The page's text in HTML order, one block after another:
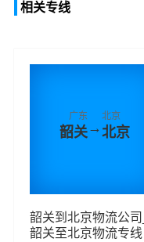
相关专线
广东
韶关→
北京
北京
韶关到北京物流公司_
韶关至北京物流专线